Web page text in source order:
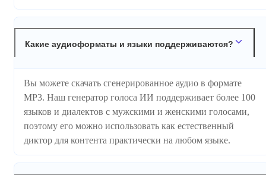
Какие аудиоформаты и языки поддерживаются?
Вы можете скачать сгенерированное аудио в формате
MP3. Наш генератор голоса ИИ поддерживает более 100
языков и диалектов с мужскими и женскими голосами,
поэтому его можно использовать как естественный
диктор для контента практически на любом языке.